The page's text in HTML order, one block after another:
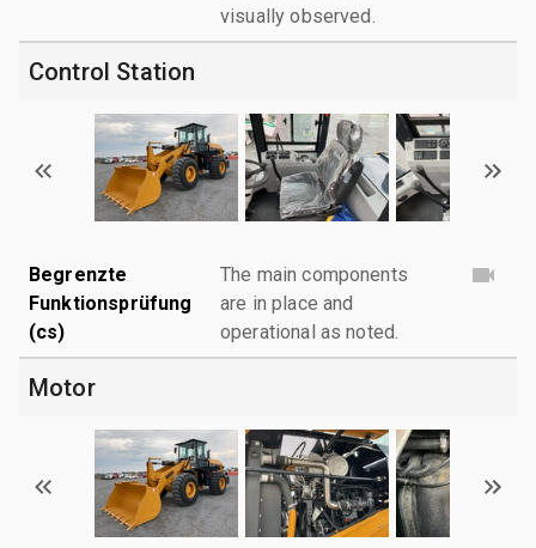
visually observed.
Control Station
Begrenzte
Funktionsprüfung
(cs)
The main components
are in place and
operational as noted.
Motor